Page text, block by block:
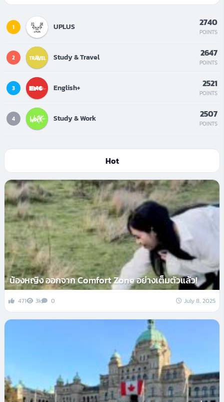
1 UPLUS 2740
POINTS
2 Study & Travel 2647
POINTS
3 English+ 2521
POINTS
4 Study & Work 2507
POINTS
Hot
น้องหญิง ออกจาก Comfort Zone อย่างเต็มตัวแล้ว!
471 3k 0 July 8, 2025